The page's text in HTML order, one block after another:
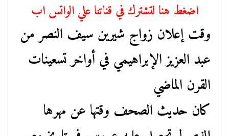
اضغط هنا لتشترك في قناتنا علي الواتس اب
وقت إعلان زواج شيرين سيف النصر من
عبد العزيز الإبراهيمي في أواخر تسعينات
القرن الماضي
كان حديث الصحف وقتها عن مهرها